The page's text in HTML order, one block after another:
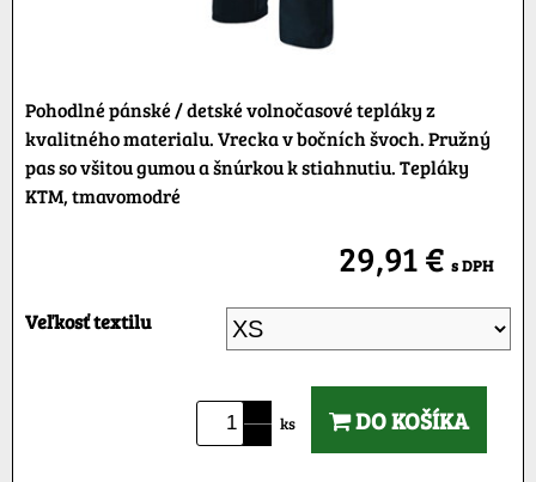
Pohodlné pánské / detské volnočasové tepláky z
kvalitného materialu. Vrecka v bočních švoch. Pružný
pas so všitou gumou a šnúrkou k stiahnutiu. Tepláky
KTM, tmavomodré
29,91 € s DPH
Veľkosť textilu
ks DO KOŠÍKA